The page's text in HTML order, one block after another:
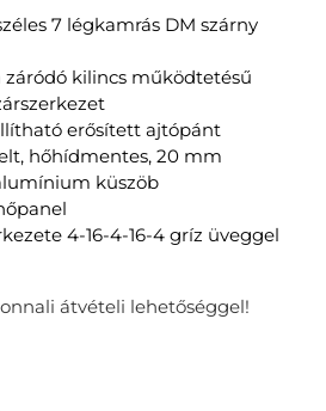
7 légkamrás DM szárny
záródó kilincs működtetésű
erősített ajtópánt
hőhídmentes, 20 mm
küszöb
4-16-4-16-4 gríz üveggel
átvételi lehetőséggel!